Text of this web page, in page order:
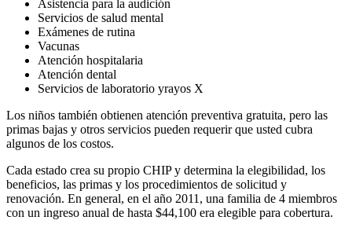
Asistencia para la audición
Servicios de salud mental
Exámenes de rutina
Vacunas
Atención hospitalaria
Atención dental
Servicios de laboratorio yrayos X
Los niños también obtienen atención preventiva gratuita, pero las
primas bajas y otros servicios pueden requerir que usted cubra
algunos de los costos.
Cada estado crea su propio CHIP y determina la elegibilidad, los
beneficios, las primas y los procedimientos de solicitud y
renovación. En general, en el año 2011, una familia de 4 miembros
con un ingreso anual de hasta $44,100 era elegible para cobertura.